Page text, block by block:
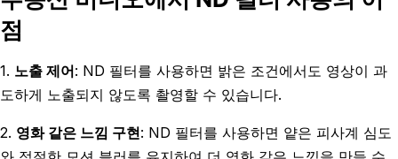
점
1. 노출 제어: ND 필터를 사용하면 밝은 조건에서도 영상이 과
도하게 노출되지 않도록 촬영할 수 있습니다.
2. 영화 같은 느낌 구현: ND 필터를 사용하면 얕은 피사계 심도